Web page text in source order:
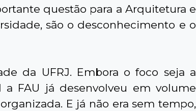
questão para a Arquitetura e
são o desconhecimento e o
da UFRJ. Embora o foco seja a
FAU já desenvolveu em volume
E já não era sem tempo,